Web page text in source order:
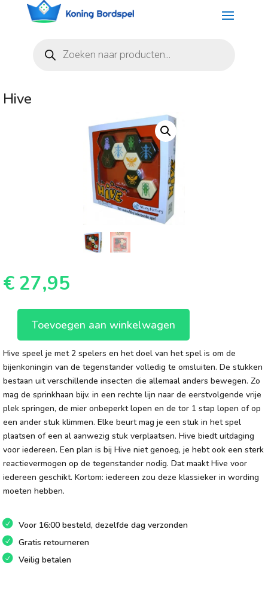
zoeken
Hive
€ 27,95
Toevoegen aan winkelwagen
Hive speel je met 2 spelers en het doel van het spel is om de
bijenkoningin van de tegenstander volledig te omsluiten. De stukken
bestaan uit verschillende insecten die allemaal anders bewegen. Zo
mag de sprinkhaan bijv. in een rechte lijn naar de eerstvolgende vrije
plek springen, de mier onbeperkt lopen en de tor 1 stap lopen of op
een ander stuk klimmen. Elke beurt mag je een stuk in het spel
plaatsen of een al aanwezig stuk verplaatsen. Hive biedt uitdaging
voor iedereen. Een plan is bij Hive niet genoeg, je hebt ook een sterk
reactievermogen op de tegenstander nodig. Dat maakt Hive voor
iedereen geschikt. Kortom: iedereen zou deze klassieker in wording
moeten hebben.
Voor 16:00 besteld, dezelfde dag verzonden
Gratis retourneren
Veilig betalen